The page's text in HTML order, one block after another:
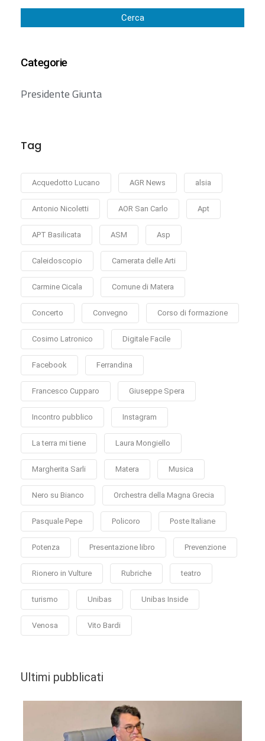
Cerca
Categorie
Presidente Giunta
Tag
Acquedotto Lucano AGR News alsia
Antonio Nicoletti AOR San Carlo Apt
APT Basilicata ASM Asp
Caleidoscopio Camerata delle Arti
Carmine Cicala Comune di Matera
Concerto Convegno Corso di formazione
Cosimo Latronico Digitale Facile
Facebook Ferrandina
Francesco Cupparo Giuseppe Spera
Incontro pubblico Instagram
La terra mi tiene Laura Mongiello
Margherita Sarli Matera Musica
Nero su Bianco Orchestra della Magna Grecia
Pasquale Pepe Policoro Poste Italiane
Potenza Presentazione libro Prevenzione
Rionero in Vulture Rubriche teatro
turismo Unibas Unibas Inside
Venosa Vito Bardi
Ultimi pubblicati